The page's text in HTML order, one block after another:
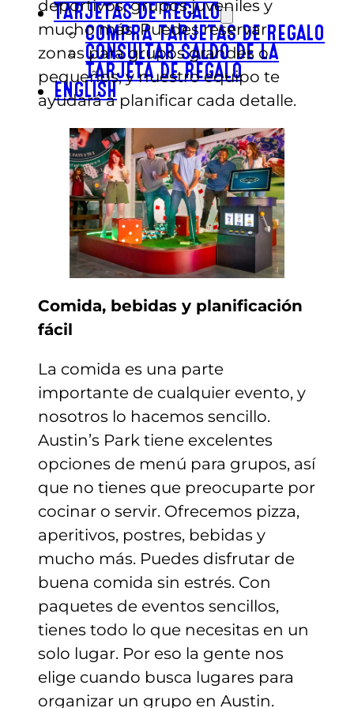
TARJETAS DE REGALO
COMPRA TARJETAS DE REGALO
CONSULTAR SALDO DE LA
TARJETA DE REGALO
ENGLISH
deportivos, grupos juveniles y
mucho más. Puedes reservar
zonas para grupos grandes o
pequeños, y nuestro equipo te
ayudará a planificar cada detalle.
Comida, bebidas y planificación
fácil
La comida es una parte
importante de cualquier evento, y
nosotros lo hacemos sencillo.
Austin’s Park tiene excelentes
opciones de menú para grupos, así
que no tienes que preocuparte por
cocinar o servir. Ofrecemos pizza,
aperitivos, postres, bebidas y
mucho más. Puedes disfrutar de
buena comida sin estrés. Con
paquetes de eventos sencillos,
tienes todo lo que necesitas en un
solo lugar. Por eso la gente nos
elige cuando busca lugares para
organizar un grupo en Austin.